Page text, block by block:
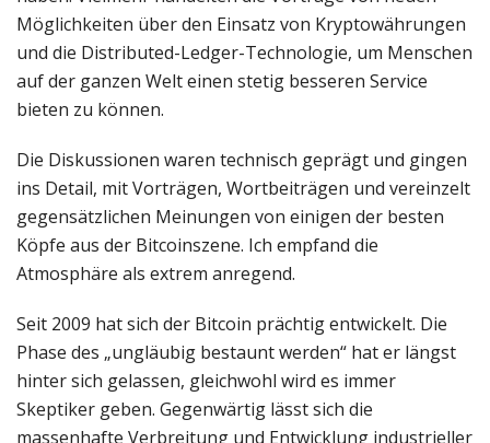
Möglichkeiten über den Einsatz von Kryptowährungen
und die Distributed-Ledger-Technologie, um Menschen
auf der ganzen Welt einen stetig besseren Service
bieten zu können.
Die Diskussionen waren technisch geprägt und gingen
ins Detail, mit Vorträgen, Wortbeiträgen und vereinzelt
gegensätzlichen Meinungen von einigen der besten
Köpfe aus der Bitcoinszene. Ich empfand die
Atmosphäre als extrem anregend.
Seit 2009 hat sich der Bitcoin prächtig entwickelt. Die
Phase des „ungläubig bestaunt werden“ hat er längst
hinter sich gelassen, gleichwohl wird es immer
Skeptiker geben. Gegenwärtig lässt sich die
massenhafte Verbreitung und Entwicklung industrieller